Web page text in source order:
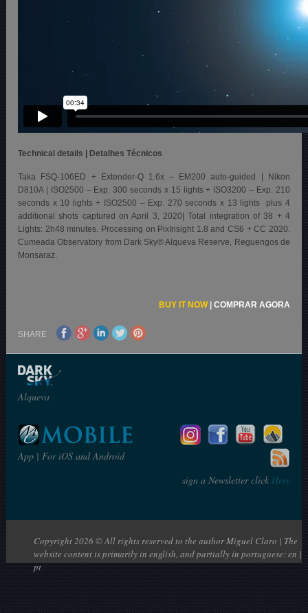
Technical details | Detalhes Técnicos
Taka FSQ-106ED + Extender-Q 1.6x – EM200 auto-guided | Nikon
D810A | ISO2500 – Exp. 300 seconds x 15 lights + ISO3200 – Exp. 210
seconds x 10 lights + ISO2500 – Exp. 270 seconds x 13 lights plus 4
additional shots captured on April 3, 2020| Total integration of 38 + 4
Lights: 2h48 minutes. Processing on PixInsight 1.8 and CS6 + CC 2020.
Cumeada Observatory from Dark Sky® Alqueva Reserve, Reguengos de
Monsaraz.
BUY IT NOW| COMPRAR AGORA
SHARE
Alqueva
App | For iOS and Android
sign a Newsletter clickHere
Copyright 2026 © All rights reserved to the author Miguel Claro | The
website content is primarily in english, and partially in portuguese: en |
pt